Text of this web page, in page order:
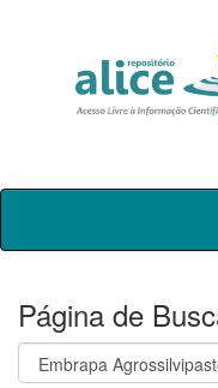
Skip
Página de